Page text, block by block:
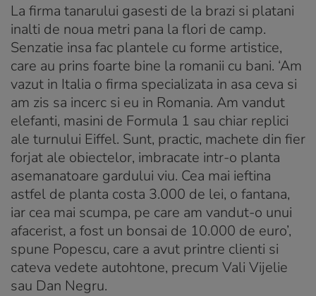
La firma tanarului gasesti de la brazi si platani
inalti de noua metri pana la flori de camp.
Senzatie insa fac plantele cu forme artistice,
care au prins foarte bine la romanii cu bani. ‘Am
vazut in Italia o firma specializata in asa ceva si
am zis sa incerc si eu in Romania. Am vandut
elefanti, masini de Formula 1 sau chiar replici
ale turnului Eiffel. Sunt, practic, machete din fier
forjat ale obiectelor, imbracate intr-o planta
asemanatoare gardului viu. Cea mai ieftina
astfel de planta costa 3.000 de lei, o fantana,
iar cea mai scumpa, pe care am vandut-o unui
afacerist, a fost un bonsai de 10.000 de euro’,
spune Popescu, care a avut printre clienti si
cateva vedete autohtone, precum Vali Vijelie
sau Dan Negru.